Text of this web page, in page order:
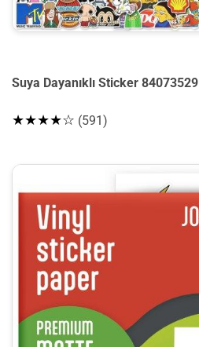
Suya Dayanıklı Sticker 84073529
★★★★☆ (591)